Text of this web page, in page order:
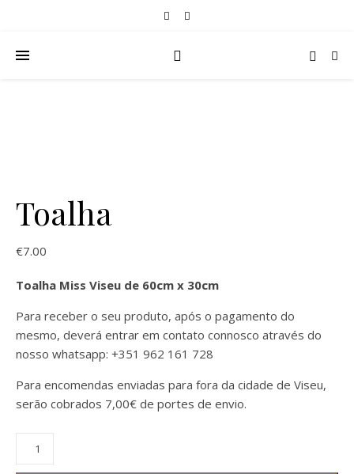
Toalha
€7.00
Toalha Miss Viseu de 60cm x 30cm
Para receber o seu produto, após o pagamento do
mesmo, deverá entrar em contato connosco através do
nosso whatsapp: +351 962 161 728
Para encomendas enviadas para fora da cidade de Viseu,
serão cobrados 7,00€ de portes de envio.
Quantidade de Toalha